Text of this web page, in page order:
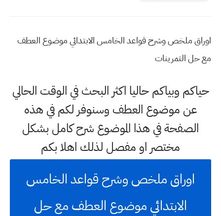
اوراق ملخص وشرح قواعد الخامس الابتدائي موضوع العطف
مع حل التمرينات
حياكم وبياكم حاليا اكثر البحث في الوقت الحالي
عن موضوع العطف وسنوفر لكم في هذه
الصفحة في هذا الموضوع شرح كامل بشكل
مختصر او مفصل لذلك اهلا بكم
اوراق ملخص وشرح قواعد الخامس
الابتدائي موضوع العطف مع حل